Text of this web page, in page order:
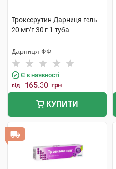
Троксерутин Дарниця гель
20 мг/г 30 г 1 туба
Дарниця ФФ
Є в наявності
від 165.30 грн
КУПИТИ